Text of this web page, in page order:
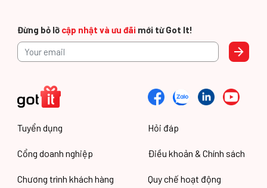
Đừng bỏ lỡ cập nhật và ưu đãi mới từ Got It!
Tuyển dụng
Cổng doanh nghiệp
Chương trình khách hàng
Hỏi đáp
Điều khoản & Chính sách
Quy chế hoạt động